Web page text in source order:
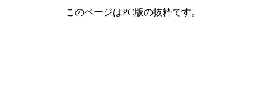
このページはPC版の抜粋です。